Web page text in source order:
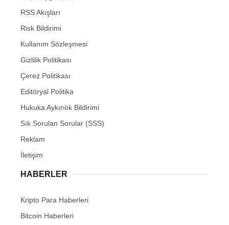
RSS Akışları
Risk Bildirimi
Kullanım Sözleşmesi
Gizlilik Politikası
Çerez Politikası
Editöryal Politika
Hukuka Aykırılık Bildirimi
Sık Sorulan Sorular (SSS)
Reklam
İletişim
HABERLER
Kripto Para Haberleri
Bitcoin Haberleri